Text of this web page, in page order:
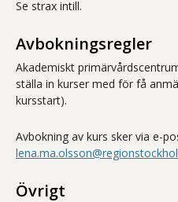
Se strax intill.
Avbokningsregler
Akademiskt
ställa in kurser med för få
kursstart).
Avbokning av kurs sker via e-
Övrigt